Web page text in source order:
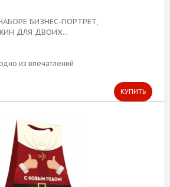
БИЗНЕС-ПОРТРЕТ,
ДЛЯ ДВОИХ...
из впечатлений
КУПИТЬ